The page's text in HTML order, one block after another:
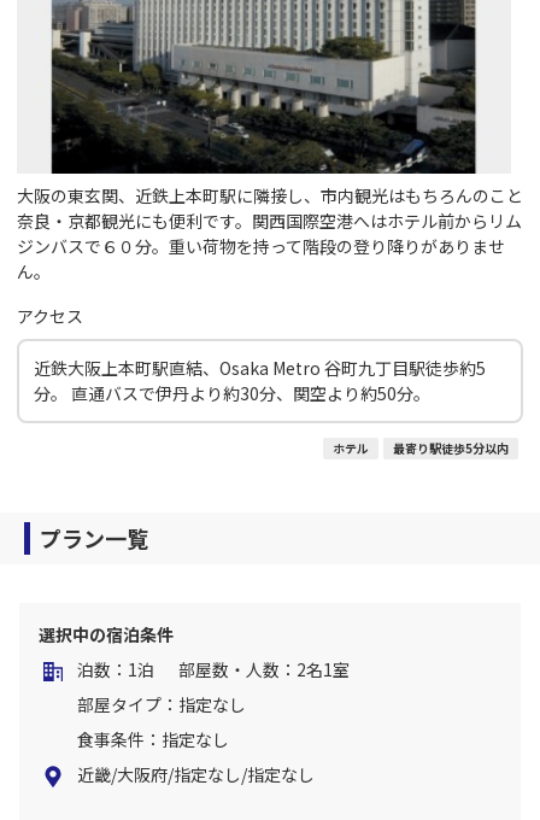
大阪の東玄関、近鉄上本町駅に隣接し、市内観光はもちろんのこと
奈良・京都観光にも便利です。関西国際空港へはホテル前からリム
ジンバスで６０分。重い荷物を持って階段の登り降りがありませ
ん。
アクセス
近鉄大阪上本町駅直結、Osaka Metro 谷町九丁目駅徒歩約5
分。 直通バスで伊丹より約30分、関空より約50分。
ホテル 最寄り駅徒歩5分以内
プラン一覧
選択中の宿泊条件
泊数：1泊
部屋数・人数：2名1室
部屋タイプ：指定なし
食事条件：指定なし
近畿/大阪府/指定なし/指定なし